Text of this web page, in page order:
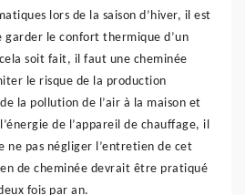
lors de la saison d’hiver, il est
garder le confort thermique d’un
soit fait, il faut une cheminée
le risque de la production
la pollution de l’air à la maison et
de l’appareil de chauffage, il
ne pas négliger l’entretien de cet
de cheminée devrait être pratiqué
fois par an.